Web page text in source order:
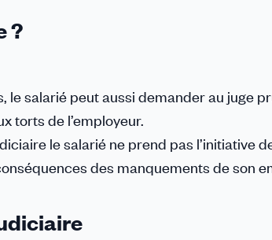
?
le salarié peut aussi demander au juge
torts de l’employeur.
le salarié ne prend pas l’initiative
des manquements de son